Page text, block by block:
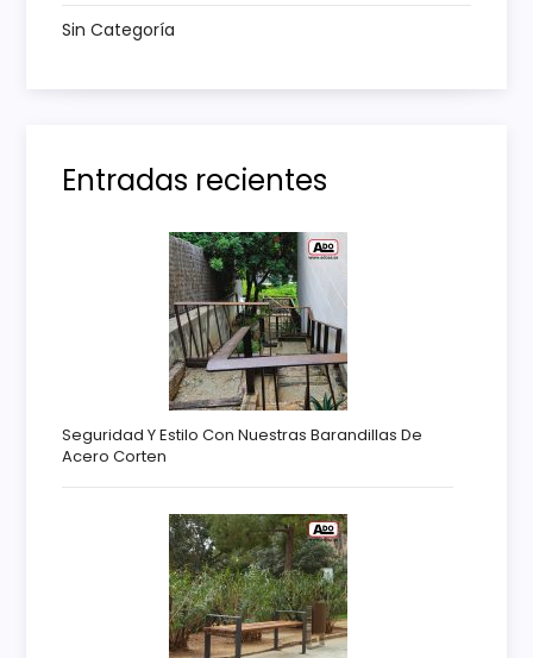
d
a
s
Sin Categoría
Entradas recientes
Seguridad Y Estilo Con Nuestras Barandillas De
Acero Corten